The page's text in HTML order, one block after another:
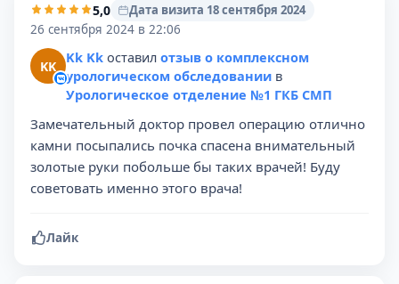
5,0
Дата визита 18 сентября 2024
26 сентября 2024 в 22:06
KK Kk Kk оставил отзыв о комплексном
урологическом обследовании в
Урологическое отделение №1 ГКБ СМП
Замечательный доктор провел операцию отлично
камни посыпались почка спасена внимательный
золотые руки побольше бы таких врачей! Буду
советовать именно этого врача!
Лайк